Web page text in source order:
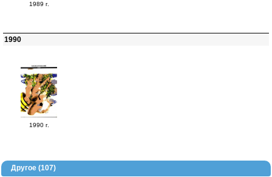
1989 г.
1990
1990 г.
Другое (107)